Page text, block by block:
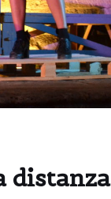
distanza